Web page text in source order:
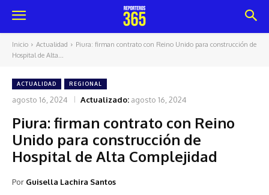
Inicio Actualidad
Piura: firman contrato con Reino Unido para construcción de
Hospital de Alta...
ACTUALIDAD REGIONAL
agosto 16, 2024 Actualizado: agosto 16, 2024
Piura: firman contrato con Reino
Unido para construcción de
Hospital de Alta Complejidad
Por Guisella Lachira Santos